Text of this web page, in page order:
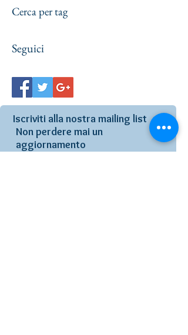
Cerca per tag
Seguici
Iscriviti alla nostra mailing list
Non perdere mai un
aggiornamento